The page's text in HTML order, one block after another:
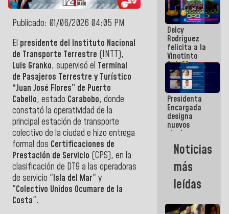
Publicado: 01/06/2026 04:05 PM
El presidente del Instituto Nacional
de Transporte Terrestre (INTT),
Luis Granko, supervisó el Terminal
de Pasajeros Terrestre y Turístico
“Juan José Flores” de Puerto
Cabello, estado Carabobo, donde
constató la operatividad de la
principal estación de transporte
colectivo de la ciudad e hizo entrega
formal dos Certificaciones de
Prestación de Servicio (CPS), en la
clasificación de DT9 a las operadoras
de servicio "Isla del Mar" y
"Colectivo Unidos Ocumare de la
Costa".
las
operaciones
en el
Aeropuerto
Internacional
de
Maiquetía
Delcy
Rodríguez
felicita a la
Vinotinto
Sub 20
campeona
frente
México Sub
23 en los
Centroamericanos
Presidenta
Encargada
designa
nuevos
titulares en
Viceministerio
de Energía
Eléctrica y
CORPOELEC
Noticias
más
leídas